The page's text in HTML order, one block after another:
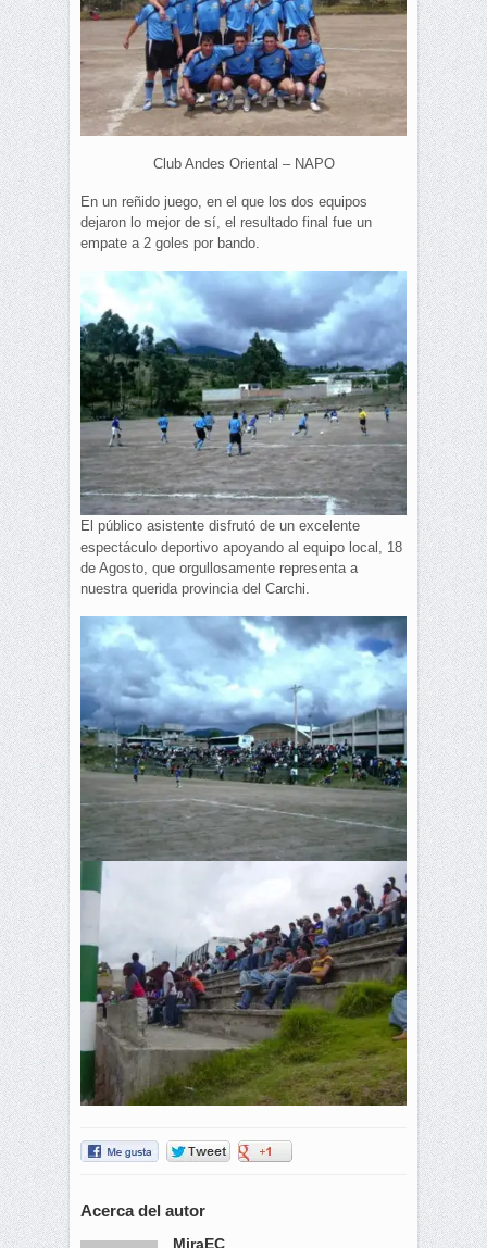
Club Andes Oriental – NAPO
En un reñido juego, en el que los dos equipos
dejaron lo mejor de sí, el resultado final fue un
empate a 2 goles por bando.
El público asistente disfrutó de un excelente
espectáculo deportivo apoyando al equipo local, 18
de Agosto, que orgullosamente representa a
nuestra querida provincia del Carchi.
Acerca del autor
MiraEC